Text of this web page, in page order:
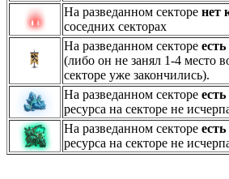
На разведанном секторе нет
соседних секторах
На разведанном секторе
(либо он не занял 1-4 место
секторе уже закончились).
На разведанном секторе
ресурса на секторе не
На разведанном секторе
ресурса на секторе не